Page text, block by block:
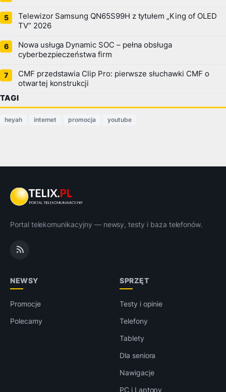
Telewizor Samsung QN65S99H z tytułem „King of OLED
TV” 2026
Nowa usługa Dynamic SOC – pełna obsługa
cyberbezpieczeństwa firm
CMF przedstawia Clip Pro: pierwsze słuchawki CMF o
otwartej konstrukcji
TAGI
heyah internet promocja youtube
Portal telekomunikacyjny — newsy, testy i baza telefonów.
NEWSY
Promocje
Polecamy
SPRZĘT
Testy i opinie
Telefony
Tablety
Dla seniora
Nawigacje
PC i Laptopy